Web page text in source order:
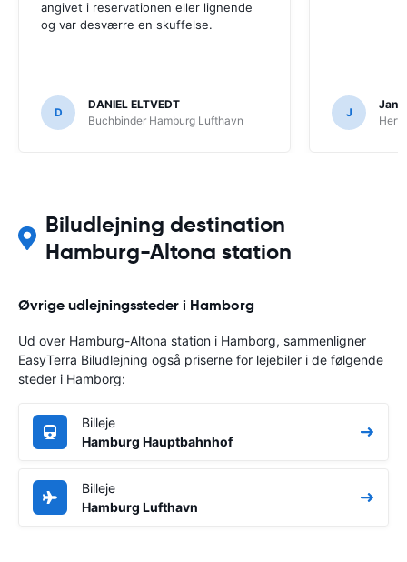
angivet i reservationen eller lignende
og var desværre en skuffelse.
D
DANIEL ELTVEDT
Buchbinder Hamburg Lufthavn
J
Jan
Biludlejning destination
Hamburg-Altona station
Øvrige udlejningssteder i Hamborg
Ud over Hamburg-Altona station i Hamborg, sammenligner
EasyTerra Biludlejning også priserne for lejebiler i de følgende
steder i Hamborg:
Billeje
Hamburg Hauptbahnhof
Billeje
Hamburg Lufthavn